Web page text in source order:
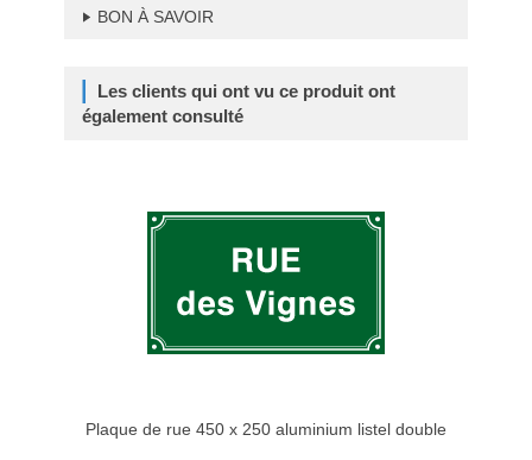
BON À SAVOIR
Les clients qui ont vu ce produit ont
également consulté
Plaque de rue 450 x 250 aluminium listel double